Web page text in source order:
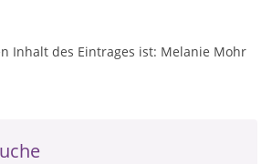
Inhalt des Eintrages ist: Melanie Mohr